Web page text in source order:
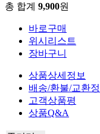
총 합계 9,900원
바로구매
위시리스트
장바구니
상품상세정보
배송/환불/교환
고객상품평
상품Q&A